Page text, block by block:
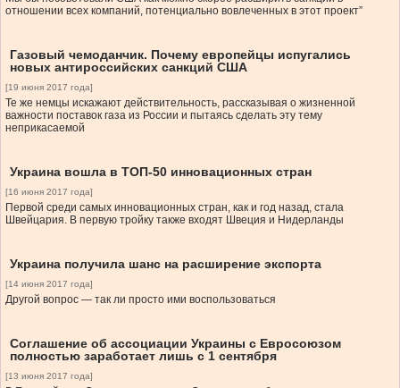
отношении всех компаний, потенциально вовлеченных в этот проект”
Газовый чемоданчик. Почему европейцы испугались
новых антироссийских санкций США
[19 июня 2017 года]
Те же немцы искажают действительность, рассказывая о жизненной
важности поставок газа из России и пытаясь сделать эту тему
неприкасаемой
Украина вошла в ТОП-50 инновационных стран
[16 июня 2017 года]
Первой среди самых инновационных стран, как и год назад, стала
Швейцария. В первую тройку также входят Швеция и Нидерланды
Украина получила шанс на расширение экспорта
[14 июня 2017 года]
Другой вопрос — так ли просто ими воспользоваться
Соглашение об ассоциации Украины с Евросоюзом
полностью заработает лишь с 1 сентября
[13 июня 2017 года]